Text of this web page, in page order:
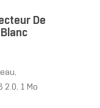
De
2.0, 1 Mo